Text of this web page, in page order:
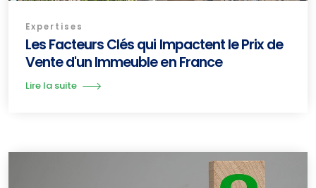
Expertises
Les Facteurs Clés qui Impactent le Prix de
Vente d'un Immeuble en France
Lire la suite